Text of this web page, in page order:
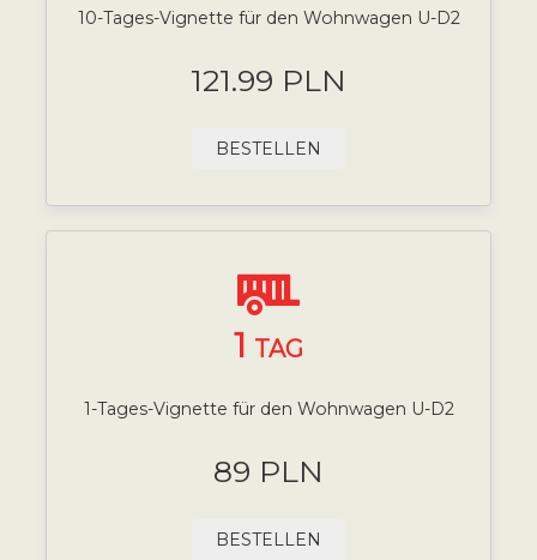
10-Tages-Vignette für den Wohnwagen U-D2
121.99 PLN
BESTELLEN
1 TAG
1-Tages-Vignette für den Wohnwagen U-D2
89 PLN
BESTELLEN